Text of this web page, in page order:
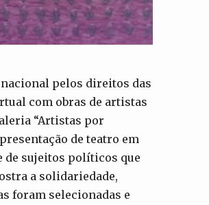
pelos direitos das
com obras de artistas
“Artistas por
de teatro em
de sujeitos políticos que
a solidariedade,
foram selecionadas e